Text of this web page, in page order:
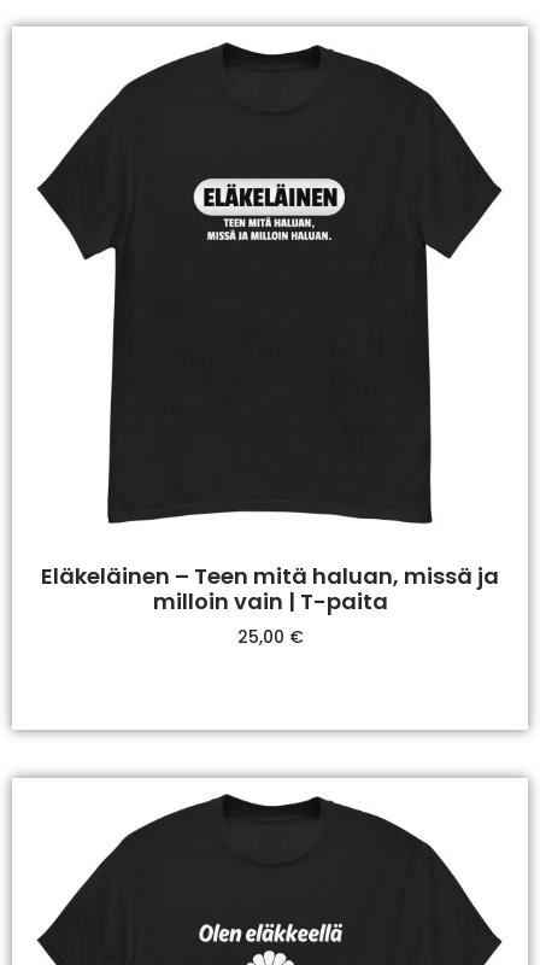
Eläkeläinen – Teen mitä haluan, missä ja
milloin vain | T-paita
25,00 €